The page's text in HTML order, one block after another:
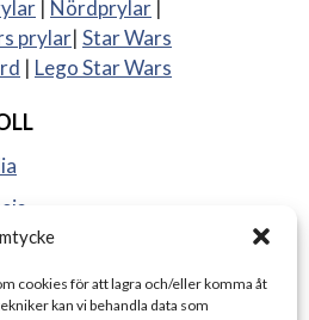
cookies för att lagra och/eller komma åt
kan vi behandla data som
| Nördprylar |
prylar| Star Wars
| Lego Star Wars